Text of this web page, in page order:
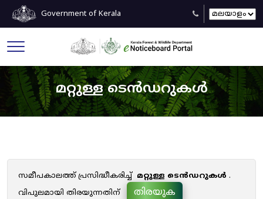
Government of Kerala
മറ്റുള്ള ടെൻഡറുകൾ
സമീപകാലത്ത് പ്രസിദ്ധീകരിച്ച് മറ്റുള്ള ടെൻഡറുകൾ .
വിപുലമായി തിരയുന്നതിന്
തിരയുക